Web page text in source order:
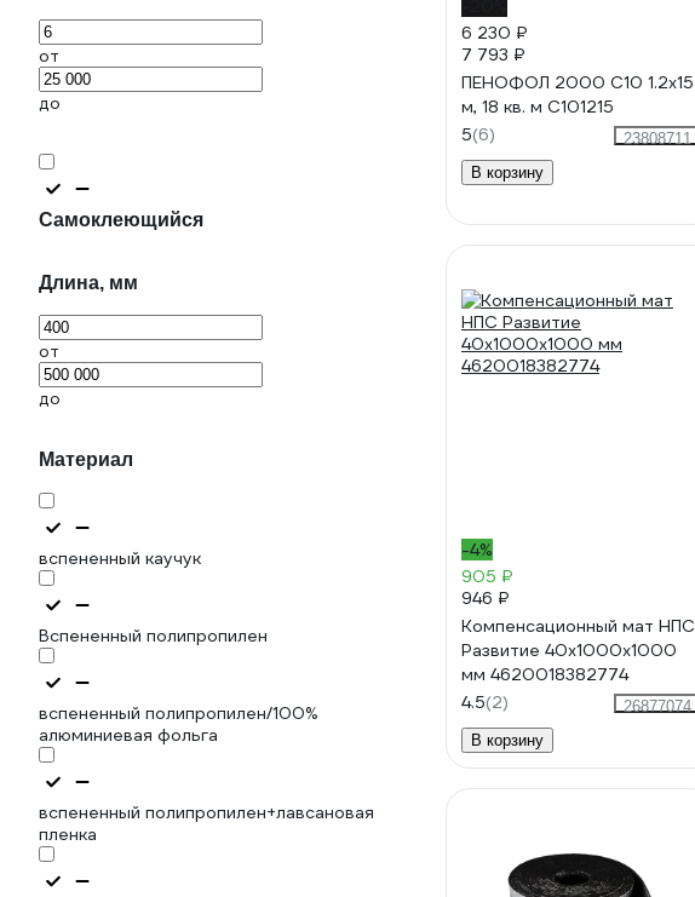
от
до
Самоклеющийся
Длина, мм
от
до
Материал
вспененный каучук
Вспененный полипропилен
вспененный полипропилен/100%
алюминиевая фольга
вспененный полипропилен+лавсановая
пленка
6 230 ₽
7 793 ₽
ПЕНОФОЛ 2000 С10 1.2х15
м, 18 кв. м С101215
5(6)
23808711
В корзину
-4%
905 ₽
946 ₽
Компенсационный мат НПС
Развитие 40x1000x1000
мм 4620018382774
4.5(2)
26877074
В корзину